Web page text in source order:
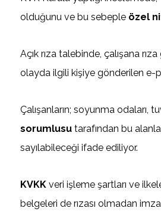
olduğunu ve bu sebeple özel
Açık rıza talebinde, çalışana
olayda ilgili kişiye gönderilen e-
Çalışanların; soyunma odaları,
sorumlusutarafından bu
sayılabileceği ifade ediliyor.
KVKKveri işleme şartları ve
belgeleri de rızası olmadan